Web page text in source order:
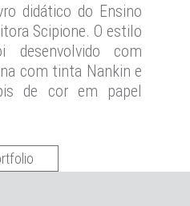
didático do Ensino
Scipione. O estilo
desenvolvido com
com tinta Nankin e
de cor em papel